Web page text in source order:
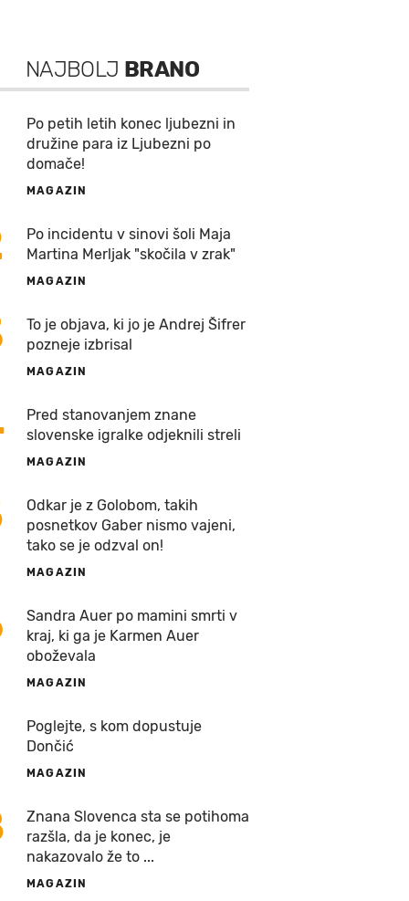
NAJBOLJ BRANO
Po petih letih konec ljubezni in
družine para iz Ljubezni po
domače!
MAGAZIN
Po incidentu v sinovi šoli Maja
Martina Merljak "skočila v zrak"
MAGAZIN
To je objava, ki jo je Andrej Šifrer
pozneje izbrisal
MAGAZIN
Pred stanovanjem znane
slovenske igralke odjeknili streli
MAGAZIN
Odkar je z Golobom, takih
posnetkov Gaber nismo vajeni,
tako se je odzval on!
MAGAZIN
Sandra Auer po mamini smrti v
kraj, ki ga je Karmen Auer
oboževala
MAGAZIN
Poglejte, s kom dopustuje
Dončić
MAGAZIN
Znana Slovenca sta se potihoma
razšla, da je konec, je
nakazovalo že to ...
MAGAZIN